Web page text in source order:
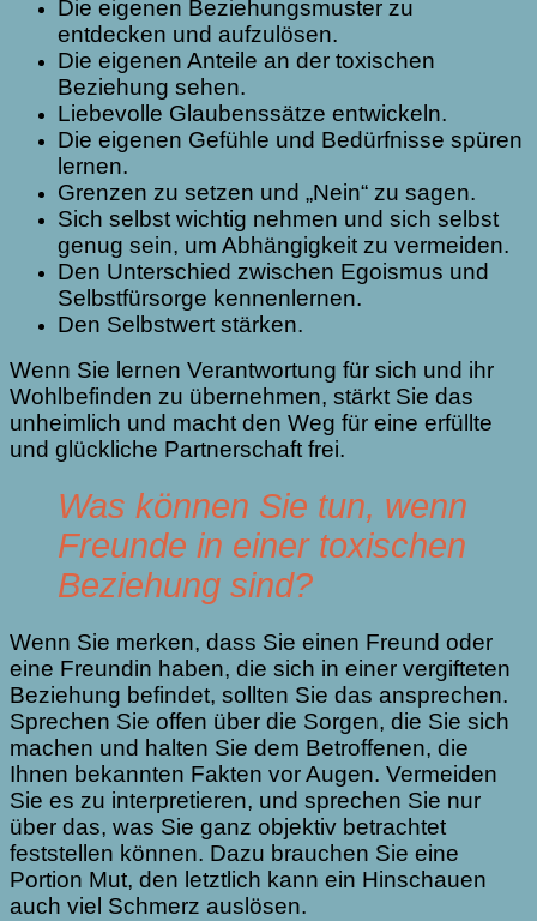
Die eigenen Beziehungsmuster zu
entdecken und aufzulösen.
Die eigenen Anteile an der toxischen
Beziehung sehen.
Liebevolle Glaubenssätze entwickeln.
Die eigenen Gefühle und Bedürfnisse spüren
lernen.
Grenzen zu setzen und „Nein“ zu sagen.
Sich selbst wichtig nehmen und sich selbst
genug sein, um Abhängigkeit zu vermeiden.
Den Unterschied zwischen Egoismus und
Selbstfürsorge kennenlernen.
Den Selbstwert stärken.
Wenn Sie lernen Verantwortung für sich und ihr
Wohlbefinden zu übernehmen, stärkt Sie das
unheimlich und macht den Weg für eine erfüllte
und glückliche Partnerschaft frei.
Was können Sie tun, wenn
Freunde in einer toxischen
Beziehung sind?
Wenn Sie merken, dass Sie einen Freund oder
eine Freundin haben, die sich in einer vergifteten
Beziehung befindet, sollten Sie das ansprechen.
Sprechen Sie offen über die Sorgen, die Sie sich
machen und halten Sie dem Betroffenen, die
Ihnen bekannten Fakten vor Augen. Vermeiden
Sie es zu interpretieren, und sprechen Sie nur
über das, was Sie ganz objektiv betrachtet
feststellen können. Dazu brauchen Sie eine
Portion Mut, den letztlich kann ein Hinschauen
auch viel Schmerz auslösen.